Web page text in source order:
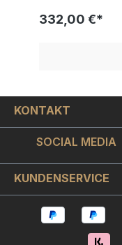
zehn Jahren
Einflüsse von
widerspiegelt.
harmonierender
Bildthemen
beispielsweise
wirken leicht und
Wunschgröße
Macke - Innenhof
auf Keilrahmen
Keilrahmen auf.
2cm
Bildes sind auch
332,00 €*
KONTAKT
SOCIAL MEDIA
KUNDENSERVICE